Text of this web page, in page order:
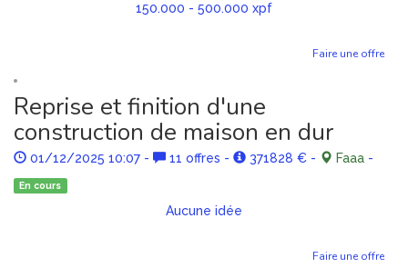
150.000 - 500.000 xpf
Faire une offre
Reprise et finition d'une
construction de maison en dur
01/12/2025 10:07 - 11 offres - 371828 € - Faaa -
En cours
Aucune idée
Faire une offre